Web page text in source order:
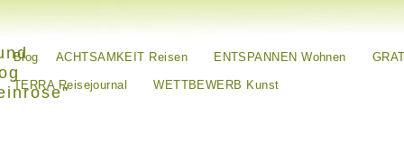
Blog ACHTSAMKEIT Reisen ENTSPANNEN Wohnen
TERRA Reisejournal WETTBEWERB Kunst